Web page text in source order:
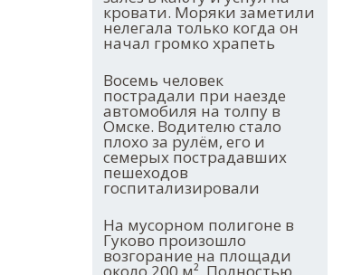
кровати. Моряки заметили
нелегала только когда он
начал громко храпеть
Восемь человек
пострадали при наезде
автомобиля на толпу в
Омске. Водителю стало
плохо за рулём, его и
семерых пострадавших
пешеходов
госпитализировали
На мусорном полигоне в
Гуково произошло
возгорание на площади